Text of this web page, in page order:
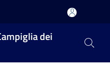
dei